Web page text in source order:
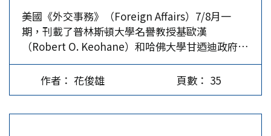
邊緣化，失去支持和平發展穩定的中間緩衝地帶。
館長是否受中共銳實力影響…
政權，與美國交惡，視以色列為美國在中東的鷹
犬。幾代的伊朗神權領導人認為：以色列強占了伊
斯蘭人的土地，猶太國是西方帝國主義殖民者的國
家。伊朗負有伊斯蘭教義的責任，破邪顯正，抗拒
美以。而以色列指伊朗要滅猶太國為藉口，非除之
而不快。兩國雖然相距千里，相視分外眼紅。…
美國《外交事務》（Foreign Affairs）7/8月一
期，刊載了普林斯頓大學名譽教授基歐漢
（Robert O. Keohane）和哈佛大學甘迺迪政府學
院前院長、前國防部助理部長、軟實力（Soft
Power）概念提出者奈伊（Joseph…
作者： 花俊雄 頁數： 35